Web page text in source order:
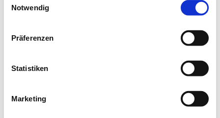
Notwendig
Präferenzen
Statistiken
Marketing
loadingjobninja.com
for more